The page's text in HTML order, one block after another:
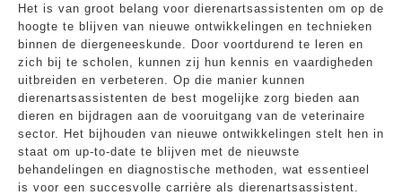
Het is van groot belang voor dierenartsassistenten om op de
hoogte te blijven van nieuwe ontwikkelingen en technieken
binnen de diergeneeskunde. Door voortdurend te leren en
zich bij te scholen, kunnen zij hun kennis en vaardigheden
uitbreiden en verbeteren. Op die manier kunnen
dierenartsassistenten de best mogelijke zorg bieden aan
dieren en bijdragen aan de vooruitgang van de veterinaire
sector. Het bijhouden van nieuwe ontwikkelingen stelt hen in
staat om up-to-date te blijven met de nieuwste
behandelingen en diagnostische methoden, wat essentieel
is voor een succesvolle carrière als dierenartsassistent.